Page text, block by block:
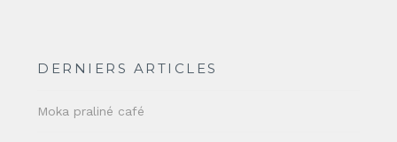
DERNIERS ARTICLES
Moka praliné café